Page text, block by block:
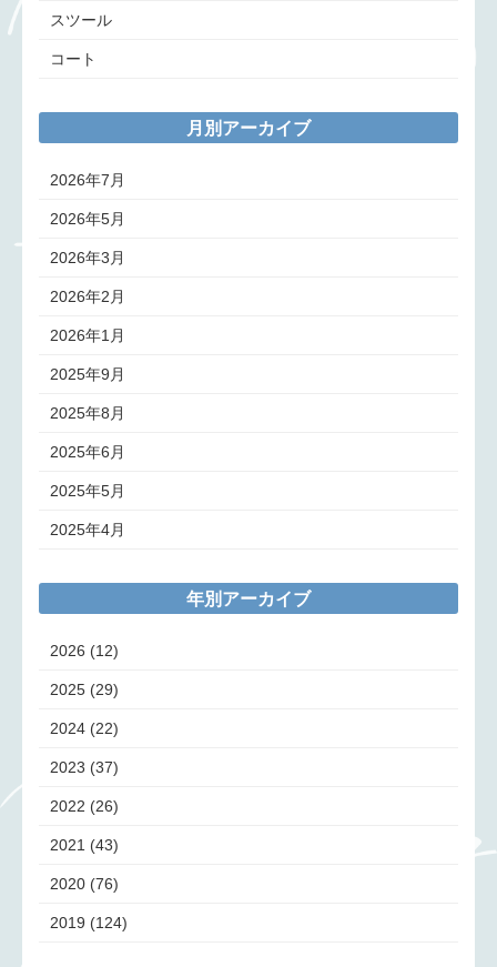
スツール
コート
月別アーカイブ
2026年7月
2026年5月
2026年3月
2026年2月
2026年1月
2025年9月
2025年8月
2025年6月
2025年5月
2025年4月
年別アーカイブ
2026 (12)
2025 (29)
2024 (22)
2023 (37)
2022 (26)
2021 (43)
2020 (76)
2019 (124)